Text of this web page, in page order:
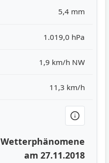
5,4 mm
1.019,0 hPa
1,9 km/h NW
11,3 km/h
Wetterphänomene
am 27.11.2018